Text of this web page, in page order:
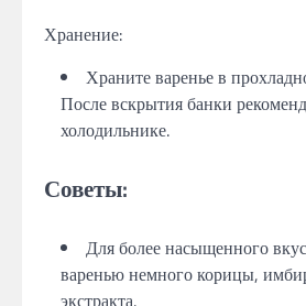
Хранение:
Храните варенье в
После вскрытия банки
холодильнике.
Советы:
Для более насыщенного
варенью немного корицы,
экстракта.